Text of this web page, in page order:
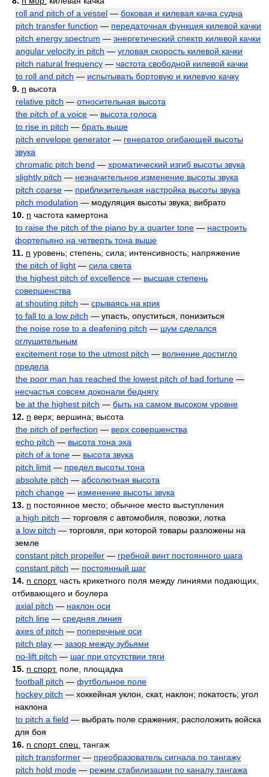
roll and pitch of a vessel — боковая и килевая качка судна
pitch transfer function — передаточная функция килевой качки
pitch energy spectrum — энергетический спектр килевой качки
angular velocity in pitch — угловая скорость килевой качки
pitch natural frequency — частота свободной килевой качки
to roll and pitch — испытывать бортовую и килевую качку
9. n высота
relative pitch — относительная высота
the pitch of a voice — высота голоса
to rise in pitch — брать выше
pitch envelope generator — генератор огибающей высоты
звука
chromatic pitch bend — хроматический изгиб высоты звука
slightly pitch — незначительное изменение высоты звука
pitch coarse — приблизительная настройка высоты звука
pitch modulation — модуляция высоты звука; вибрато
10. n частота камертона
to raise the pitch of the piano by a quarter tone — настроить
фортепьяно на четверть тона выше
11. n уровень; степень; сила; интенсивность; напряжение
the pitch of light — сила света
the highest pitch of excellence — высшая степень
совершенства
at shouting pitch — срываясь на крик
to fall to a low pitch — упасть, опуститься, понизиться
the noise rose to a deafening pitch — шум сделался
оглушительным
excitement rose to the utmost pitch — волнение достигло
предела
the poor man has reached the lowest pitch of bad fortune —
несчастья совсем доконали беднягу
be at the highest pitch — быть на самом высоком уровне
12. n верх; вершина; высота
the pitch of perfection — верх совершенства
echo pitch — высота тона эха
pitch of a tone — высота звука
pitch limit — предел высоты тона
absolute pitch — абсолютная высота
pitch change — изменение высоты звука
13. n постоянное место; обычное место выступления
a high pitch — торговля с автомобиля, повозки, лотка
a low pitch — торговля, при которой товары разложены на
земле
constant pitch propeller — гребной винт постоянного шага
constant pitch — постоянный шаг
14. n спорт. часть крикетного поля между линиями подающих,
отбивающего и боулера
axial pitch — наклон оси
pitch line — средняя линия
axes of pitch — поперечные оси
pitch play — зазор между зубьями
no-lift pitch — шаг при отсутствии тяги
15. n спорт. поле, площадка
football pitch — футбольное поле
hockey pitch — хоккейная уклон, скат, наклон; покатость; угол
наклона
to pitch a field — выбрать поле сражения; расположить войска
для боя
16. n спорт. спец. тангаж
pitch transformer — преобразователь сигнала по тангажу
pitch hold mode — режим стабилизации по каналу тангажа